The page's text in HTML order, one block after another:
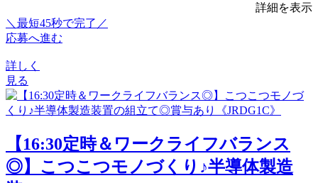
詳細を表示
＼最短45秒で完了／
応募へ進む
詳しく
見る
【16:30定時＆ワークライフバランス
◎】こつこつモノづくり♪半導体製造